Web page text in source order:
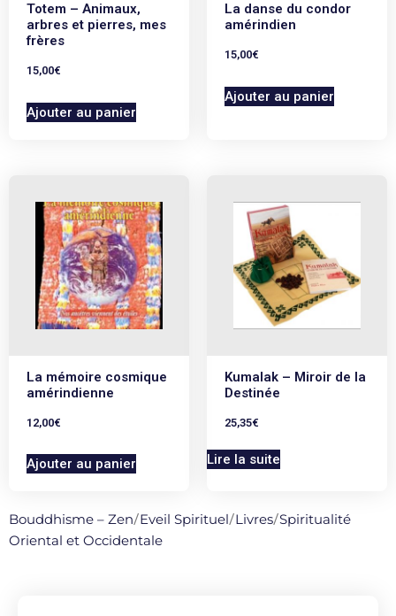
Totem – Animaux,
arbres et pierres, mes
frères
15,00€
Ajouter au panier
La danse du condor
amérindien
15,00€
Ajouter au panier
La mémoire cosmique
amérindienne
12,00€
Ajouter au panier
Kumalak – Miroir de la
Destinée
25,35€
Lire la suite
Bouddhisme – Zen/Eveil Spirituel/Livres/Spiritualité
Oriental et Occidentale